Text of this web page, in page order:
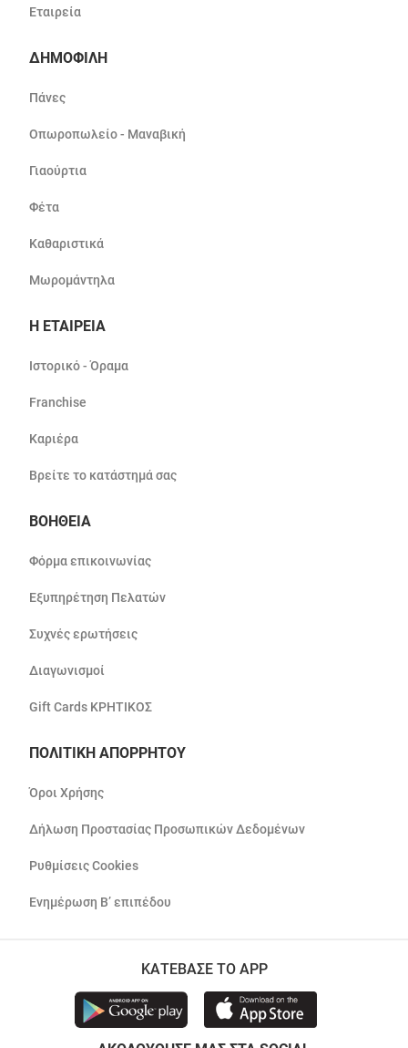
Εταιρεία
ΔΗΜΟΦΙΛΗ
Πάνες
Οπωροπωλείο - Μαναβική
Γιαούρτια
Φέτα
Καθαριστικά
Μωρομάντηλα
Η ΕΤΑΙΡΕΙΑ
Ιστορικό - Όραμα
Franchise
Καριέρα
Βρείτε το κατάστημά σας
ΒΟΗΘΕΙΑ
Φόρμα επικοινωνίας
Εξυπηρέτηση Πελατών
Συχνές ερωτήσεις
Διαγωνισμοί
Gift Cards ΚΡΗΤΙΚΟΣ
ΠΟΛΙΤΙΚΗ ΑΠΟΡΡΗΤΟΥ
Όροι Χρήσης
Δήλωση Προστασίας Προσωπικών Δεδομένων
Ρυθμίσεις Cookies
Ενημέρωση Β’ επιπέδου
ΚΑΤΕΒΑΣΕ ΤΟ APP